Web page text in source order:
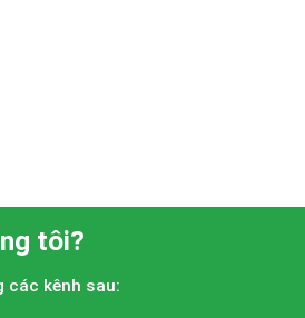
tôi?
các kênh sau: